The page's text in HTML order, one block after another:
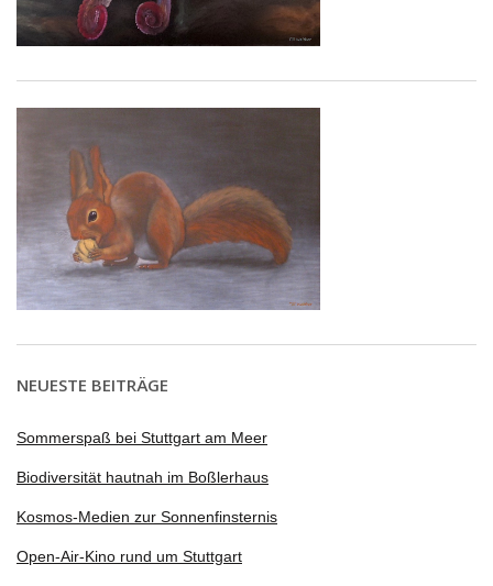
NEUESTE BEITRÄGE
Sommerspaß bei Stuttgart am Meer
Biodiversität hautnah im Boßlerhaus
Kosmos-Medien zur Sonnenfinsternis
Open-Air-Kino rund um Stuttgart